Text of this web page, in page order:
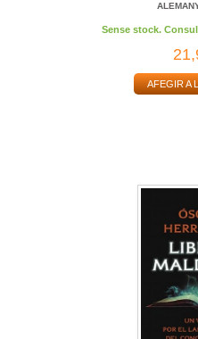
Sense stock.
AFEGIR A